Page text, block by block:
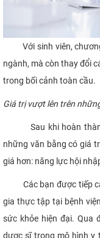
Với sinh viên, chương
ngành, mà còn thay đổi
trong bối cảnh toàn cầu.
Giá trị vượt lên trên
Sau khi hoàn thành
những văn bằng có giá
giá hơn: năng lực hội
Các bạn được tiếp
gia thực tập tại bệnh
sức khỏe hiện đại. Qua
dược sĩ trong mô hình y